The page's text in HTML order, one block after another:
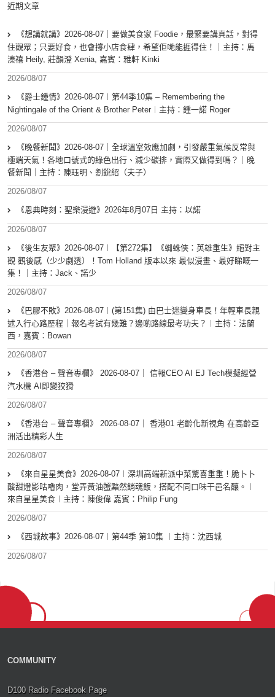
近期文章
《想講就講》2026-08-07｜要做美食家 Foodie，最緊要講真話，對得
住觀眾；只要好食，也會撐小店食肆，希望佢哋能捱得住！｜主持：馬
溱禧 Heily, 莊韻澄 Xenia, 嘉賓：雅軒 Kinki
2026/08/07
《爵士鍾情》2026-08-07︱第44季10集 – Remembering the
Nightingale of the Orient & Brother Peter︱主持：鍾一諾 Roger
2026/08/07
《晚餐新聞》2026-08-07｜全球溫室效應加劇，引發嚴重氣候反常與
極端天氣！各地口號式的綠色出行、減少碳排，實際又做得到嗎？｜晚
餐新聞｜主持：陳珏明、劉銳紹（夫子）
2026/08/07
《恩典時刻：聖樂漫遊》2026年8月07日 主持：以諾
2026/08/07
《後生友聚》2026-08-07︱【第272集】《蜘蛛俠：英雄重生》絕對主
觀 觀後感（少少劇透）！Tom Holland 版本以來 最似漫畫、最好睇嘅一
集！｜主持：Jack、諾少
2026/08/07
《巴膠不敗》2026-08-07︱(第151集) 由巴士迷變身車長！年輕車長親
述入行心路歷程｜報名考試有幾難？邊啲路線最考功夫？︱主持：法蘭
西，嘉賓︰Bowan
2026/08/07
《香港台 – 聲音專欄》 2026-08-07｜ 信報CEO AI EJ Tech模擬經營
汽水機 AI即變狡猾
2026/08/07
《香港台 – 聲音專欄》 2026-08-07｜ 香港01 老齡化新視角 在高齡亞
洲活出精彩人生
2026/08/07
《來自星星美食》2026-08-07︱深圳高端新派中菜驚喜重重！脆卜卜
酸甜燈影咕嚕肉，堂弄黃油蟹黯然銷魂飯，搭配不同口味干邑名釀。︱
來自星星美食︱主持：陳俊偉 嘉賓：Philip Fung
2026/08/07
《西城故事》2026-08-07︱第44季 第10集 ︱主持：沈西城
2026/08/07
COMMUNITY
D100 Radio Facebook Page